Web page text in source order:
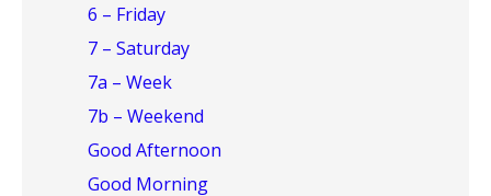
6 – Friday
7 – Saturday
7a – Week
7b – Weekend
Good Afternoon
Good Morning